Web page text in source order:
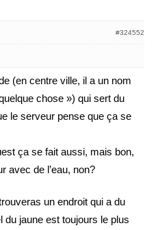
#324552
(en centre ville, il a un nom
chose ») qui sert du
le serveur pense que ça se
ça se fait aussi, mais bon,
avec de l’eau, non?
un endroit qui a du
du jaune est toujours le plus